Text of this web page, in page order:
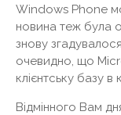
Windows Phone
новина теж була
знову
очевидно, що
клієнтську базу
Відмінного Вам